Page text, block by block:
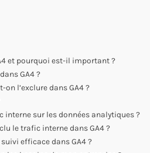
et pourquoi est-il important ?
GA4 ?
l’exclure dans GA4 ?
interne sur les données analytiques ?
le trafic interne dans GA4 ?
efficace dans GA4 ?